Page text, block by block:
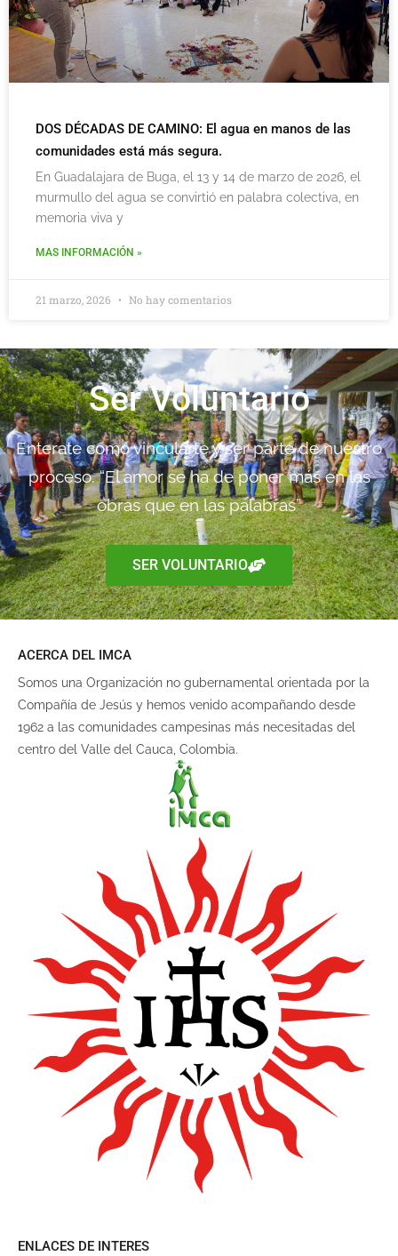
DOS DÉCADAS DE CAMINO: El agua en manos de las
comunidades está más segura.
En Guadalajara de Buga, el 13 y 14 de marzo de 2026, el
murmullo del agua se convirtió en palabra colectiva, en
memoria viva y
MAS INFORMACIÓN »
21 marzo, 2026 No hay comentarios
Ser Voluntario
Enterate como vincularte y ser parte de nuestro
proceso. “El amor se ha de poner más en las
obras que en las palabras”
SER VOLUNTARIO
ACERCA DEL IMCA
Somos una Organización no gubernamental orientada por la
Compañía de Jesús y hemos venido acompañando desde
1962 a las comunidades campesinas más necesitadas del
centro del Valle del Cauca, Colombia.
ENLACES DE INTERES